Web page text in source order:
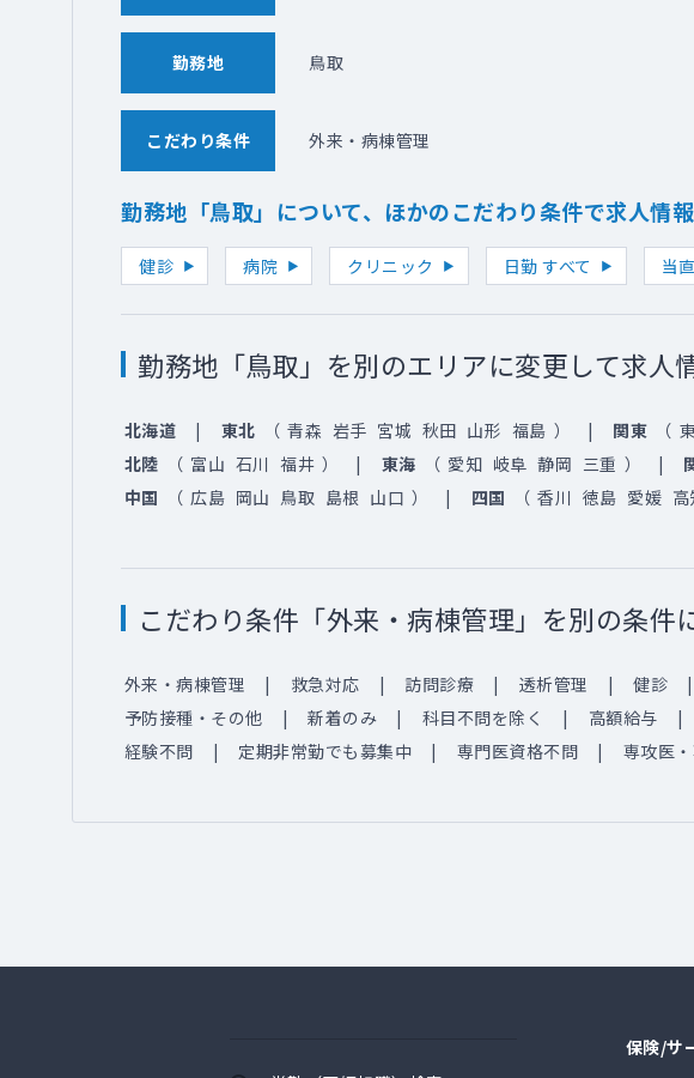
勤務地 鳥取
こだわり条件 外来・病棟管理
勤務地「鳥取」について、ほかのこだわり条件で求人情
健診 病院 クリニック 日勤 すべて 当直
勤務地「鳥取」を別のエリアに変更して求人
北海道 東北 （ 青森 岩手 宮城 秋田 山形 福島 ） 関東 （
北陸
（ 富山 石川 福井 ） 東海 （ 愛知 岐阜 静岡 三重 ）
中国
（ 広島 岡山 鳥取 島根 山口 ） 四国 （ 香川 徳島 愛媛 高
こだわり条件「外来・病棟管理」を別の条件
外来・病棟管理 救急対応 訪問診療 透析管理 健診
予防接種・その他
新着のみ 科目不問を除く 高額給与
経験不問
定期非常勤でも募集中 専門医資格不問 専攻医
保険/サ